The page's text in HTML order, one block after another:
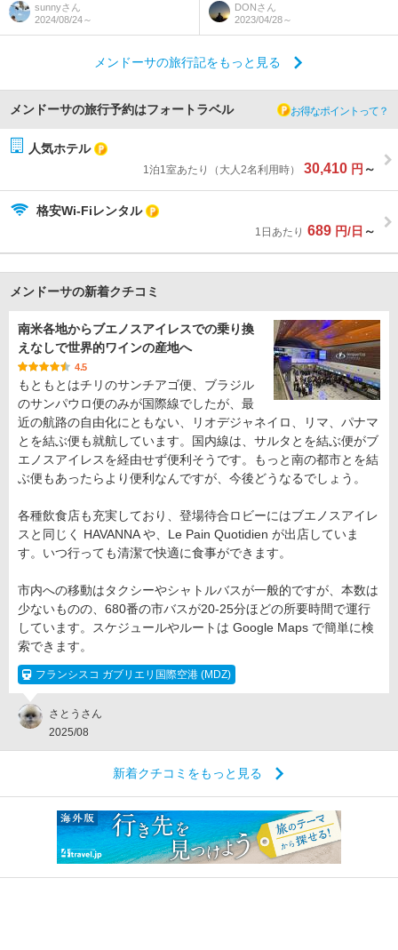
sunnyさん
2024/08/24～
DONさん
2023/04/28～
メンドーサの旅行記をもっと見る
メンドーサの旅行予約はフォートラベル お得なポイントって？
人気ホテル
1泊1室あたり（大人2名利用時） 30,410 円 ～
格安Wi-Fiレンタル
1日あたり 689 円/日 ～
メンドーサの新着クチコミ
南米各地からブエノスアイレスでの乗り換
えなしで世界的ワインの産地へ
4.5
もともとはチリのサンチアゴ便、ブラジル
のサンパウロ便のみが国際線でしたが、最
近の航路の自由化にともない、リオデジャネイロ、リマ、パナマ
とを結ぶ便も就航しています。国内線は、サルタとを結ぶ便がブ
エノスアイレスを経由せず便利そうです。もっと南の都市とを結
ぶ便もあったらより便利なんですが、今後どうなるでしょう。
各種飲食店も充実しており、登場待合ロビーにはブエノスアイレ
スと同じく HAVANNA や、Le Pain Quotidien が出店していま
す。いつ行っても清潔で快適に食事ができます。
市内への移動はタクシーやシャトルバスが一般的ですが、本数は
少ないものの、680番の市バスが20-25分ほどの所要時間で運行
しています。スケジュールやルートは Google Maps で簡単に検
索できます。
フランシスコ ガブリエリ国際空港 (MDZ)
さとうさん
2025/08
新着クチコミをもっと見る